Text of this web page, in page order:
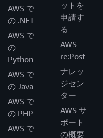
AWS で
の .NET
AWS で
の
Python
AWS で
の Java
AWS で
の PHP
AWS で
ットを
申請す
る
AWS
re:Post
ナレッ
ジセン
ター
AWS サ
ポート
の概要